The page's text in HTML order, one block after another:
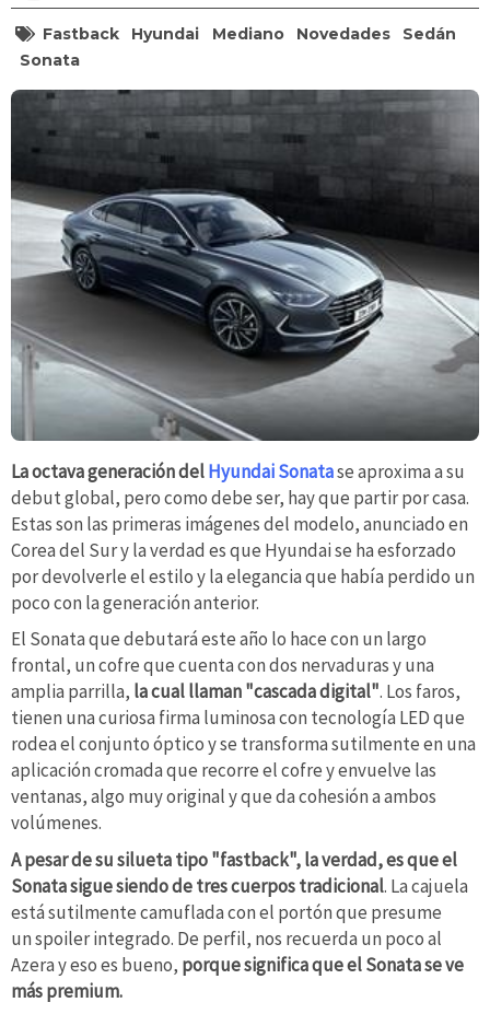
Fastback Hyundai Mediano Novedades
Sedán
Sonata
La octava generación delHyundai Sonatase aproxima a su
debut global, pero como debe ser, hay que partir por casa.
Estas son las primeras imágenes del modelo, anunciado en
Corea del Sur y la verdad es que Hyundai se ha esforzado
por devolverle el estilo y la elegancia que había perdido un
poco con la generación anterior.
El Sonata que debutará este año lo hace con un largo
frontal, un cofre que cuenta con dos nervaduras y una
amplia parrilla, la cual llaman "cascada digital". Los faros,
tienen una curiosa firma luminosa con tecnología LED que
rodea el conjunto óptico y se transforma sutilmente en una
aplicación cromada que recorre el cofre y envuelve las
ventanas, algo muy original y que da cohesión a ambos
volúmenes.
A pesar de su silueta tipo "fastback", la verdad, es que el
Sonata sigue siendo de tres cuerpos tradicional. La cajuela
está sutilmente camuflada con el portón que presume
un spoiler integrado. De perfil, nos recuerda un poco al
Azera y eso es bueno, porque significa que el Sonata se ve
más premium.